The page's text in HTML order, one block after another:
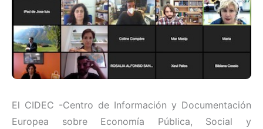
El CIDEC -Centro de Información y Documentación
Europea sobre Economía Pública, Social y